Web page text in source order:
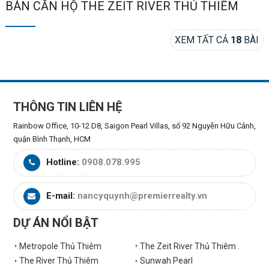
BÁN CĂN HỘ THE ZEIT RIVER THỦ THIÊM
XEM TẤT CẢ 18 BÀI
THÔNG TIN LIÊN HỆ
Rainbow Office, 10-12 D8, Saigon Pearl Villas, số 92 Nguyễn Hữu Cảnh,
quận Bình Thạnh, HCM
Hotline: 0908.078.995
E-mail: nancyquynh@premierrealty.vn
DỰ ÁN NỔI BẬT
Metropole Thủ Thiêm
The Zeit River Thủ Thiêm .
The River Thủ Thiêm
Sunwah Pearl